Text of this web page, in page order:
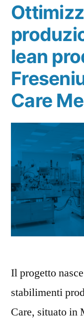
lean
Care
Il progetto
stabilimenti
Care, situato in